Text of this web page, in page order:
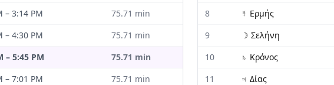
– 3:14 PM 75.71 min
– 4:30 PM 75.71 min
– 5:45 PM 75.71 min
– 7:01 PM 75.71 min
8
☿ Ερμής
9
☽ Σελήνη
10
♄ Κρόνος
11
♃ Δίας